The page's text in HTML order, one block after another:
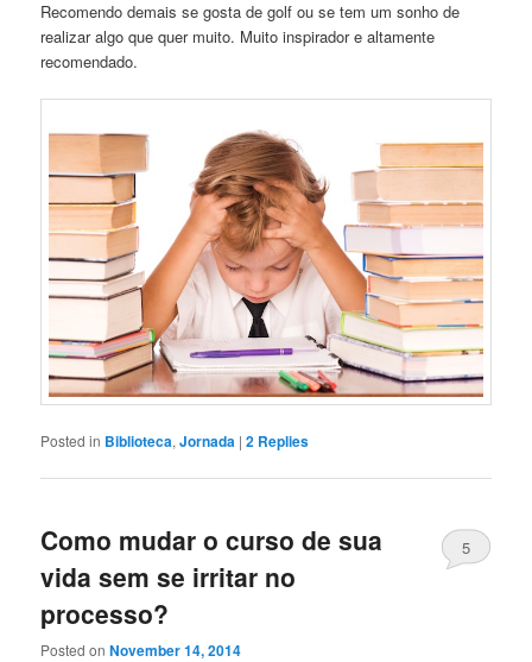
Recomendo demais se gosta de golf ou se tem um sonho de
realizar algo que quer muito. Muito inspirador e altamente
recomendado.
Posted in Biblioteca,Jornada |2 Replies
Como mudar o curso de sua
vida sem se irritar no
processo?
Posted onNovember 14, 2014
5